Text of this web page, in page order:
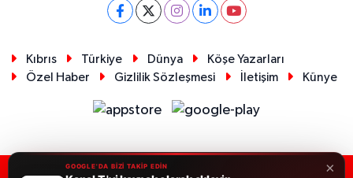
Kıbrıs Türkiye Dünya
Köşe Yazarları
Özel Haber
Gizlilik Sözleşmesi İletişim Künye
×
GOOGLE'DA BİZİ TAKİP EDİN